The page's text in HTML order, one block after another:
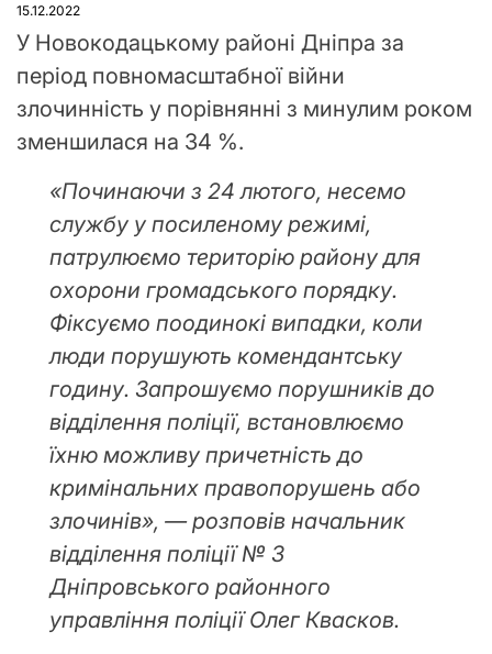
15.12.2022
У Новокодацькому районі Дніпра за
період повномасштабної війни
злочинність у порівнянні з минулим роком
зменшилася на 34 %.
«Починаючи з 24 лютого, несемо
службу у посиленому режимі,
патрулюємо територію району для
охорони громадського порядку.
Фіксуємо поодинокі випадки, коли
люди порушують комендантську
годину. Запрошуємо порушників до
відділення поліції, встановлюємо
їхню можливу причетність до
кримінальних правопорушень або
злочинів», — розповів начальник
відділення поліції № 3
Дніпровського районного
управління поліції Олег Квасков.